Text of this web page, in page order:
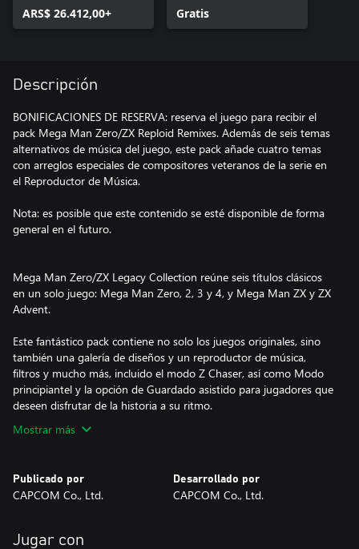
ARS$ 26.412,00+ Gratis
Descripción
BONIFICACIONES DE RESERVA: reserva el juego para recibir el
pack Mega Man Zero/ZX Reploid Remixes. Además de seis temas
alternativos de música del juego, este pack añade cuatro temas
con arreglos especiales de compositores veteranos de la serie en
el Reproductor de Música.
Nota: es posible que este contenido se esté disponible de forma
general en el futuro.
Mega Man Zero/ZX Legacy Collection reúne seis títulos clásicos
en un solo juego: Mega Man Zero, 2, 3 y 4, y Mega Man ZX y ZX
Advent.
Este fantástico pack contiene no solo los juegos originales, sino
también una galería de diseños y un reproductor de música,
filtros y mucho más, incluido el modo Z Chaser, así como Modo
principiantel y la opción de Guardado asistido para jugadores que
deseen disfrutar de la historia a su ritmo.
Mostrar más
Publicado por
CAPCOM Co., Ltd.
Desarrollado por
CAPCOM Co., Ltd.
Jugar con